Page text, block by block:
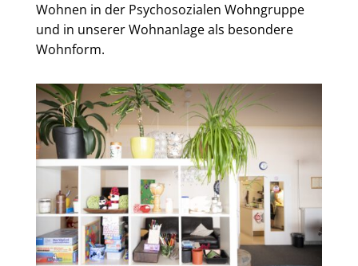
Wohnen in der Psychosozialen Wohngruppe
und in unserer Wohnanlage als besondere
Wohnform.